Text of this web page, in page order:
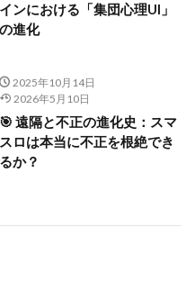
インにおける「集団心理UI」
の進化
2025年10月14日
2026年5月10日
🎯 遠隔と不正の進化史：スマ
スロは本当に不正を根絶でき
るか？